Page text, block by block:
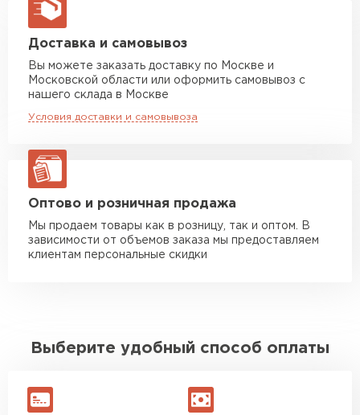
макс. длина груза 13,5 м
Манипулятор до 5 тн
Манипулятор до 10 тн
макс. длина груза 8 м
макс. длина груза 13,5 м
ЗАКАЗАТЬ С ДОСТАВКОЙ
Доставка и самовывоз
Вы можете заказать доставку по Москве и
Московской области или оформить самовывоз с
нашего склада в Москве
Условия доставки и самовывоза
Оптово и розничная продажа
Мы продаем товары как в розницу, так и оптом. В
зависимости от объемов заказа мы предоставляем
клиентам персональные скидки
Выберите удобный способ оплаты